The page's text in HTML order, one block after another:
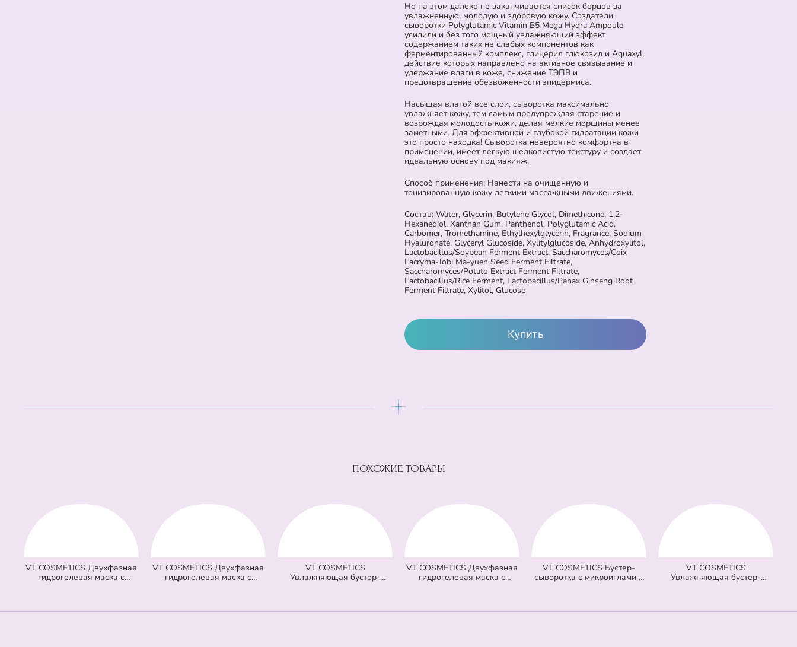
Но на этом далеко не заканчивается список борцов за
увлажненную, молодую и здоровую кожу. Создатели
сыворотки Polyglutamic Vitamin B5 Mega Hydra Ampoule
усилили и без того мощный увлажняющий эффект
содержанием таких не слабых компонентов как
ферментированный комплекс, глицерил глюкозид и Aquaxyl,
действие которых направлено на активное связывание и
удержание влаги в коже, снижение ТЭПВ и
предотвращение обезвоженности эпидермиса.
Насыщая влагой все слои, сыворотка максимально
увлажняет кожу, тем самым предупреждая старение и
возрождая молодость кожи, делая мелкие морщины менее
заметными. Для эффективной и глубокой гидратации кожи
это просто находка! Сыворотка невероятно комфортна в
применении, имеет легкую шелковистую текстуру и создает
идеальную основу под макияж.
Способ применения: Нанести на очищенную и
тонизированную кожу легкими массажными движениями.
Состав: Water, Glycerin, Butylene Glycol, Dimethicone, 1,2-
Hexanediol, Xanthan Gum, Panthenol, Polyglutamic Acid,
Carbomer, Tromethamine, Ethylhexylglycerin, Fragrance, Sodium
Hyaluronate, Glyceryl Glucoside, Xylitylglucoside, Anhydroxylitol,
Lactobacillus/Soybean Ferment Extract, Saccharomyces/Coix
Lacryma-Jobi Ma-yuen Seed Ferment Filtrate,
Saccharomyces/Potato Extract Ferment Filtrate,
Lactobacillus/Rice Ferment, Lactobacillus/Panax Ginseng Root
Ferment Filtrate, Xylitol, Glucose
Купить
ПОХОЖИЕ ТОВАРЫ
VT COSMETICS Двухфазная
гидрогелевая маска с
(оранжевая) (33 гр + 1,5 гр)
VT COSMETICS Двухфазная
гидрогелевая маска с
зеленая) (33 гр + 1,5 гр)
VT COSMETICS
Увлажняющая бустер-
VT COSMETICS Двухфазная
гидрогелевая маска с
VT COSMETICS Бустер-
сыворотка с микроиглами и
VT COSMETICS
Увлажняющая бустер-